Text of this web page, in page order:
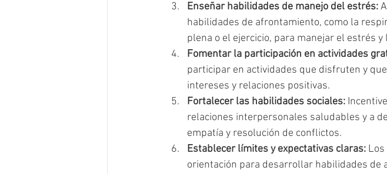
Enseñar habilidades de manejo del estrés:
habilidades de afrontamiento, como la
plena o el ejercicio, para manejar el estrés
Fomentar la participación en actividades
participar en actividades que disfruten y
intereses y relaciones positivas.
Fortalecer las habilidades sociales:
relaciones interpersonales saludables y a
empatía y resolución de conflictos.
Establecer límites y expectativas claras:
orientación para desarrollar habilidades de